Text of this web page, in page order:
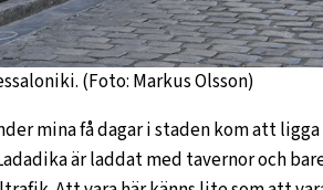
(Foto: Markus Olsson)
mina få dagar i staden kom att
är laddat med tavernor och